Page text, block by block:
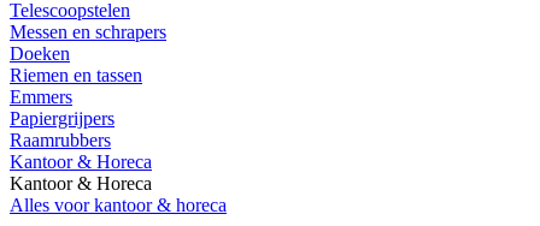
Telescoopstelen
Messen en schrapers
Doeken
Riemen en tassen
Emmers
Papiergrijpers
Raamrubbers
Kantoor & Horeca
Kantoor & Horeca
Alles voor kantoor & horeca